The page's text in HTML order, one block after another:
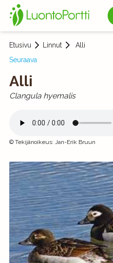
Etusivu Linnut
Alli
Seuraava
Alli
Clangula hyemalis
© Tekijänoikeus: Jan-Erik Bruun